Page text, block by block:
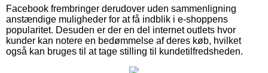
Facebook frembringer derudover uden sammenligning
anstændige muligheder for at få indblik i e-shoppens
popularitet. Desuden er der en del internet outlets hvor
kunder kan notere en bedømmelse af deres køb, hvilket
også kan bruges til at tage stilling til kundetilfredsheden.